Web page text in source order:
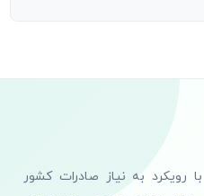
رویکرد به نیاز صادرات کشور